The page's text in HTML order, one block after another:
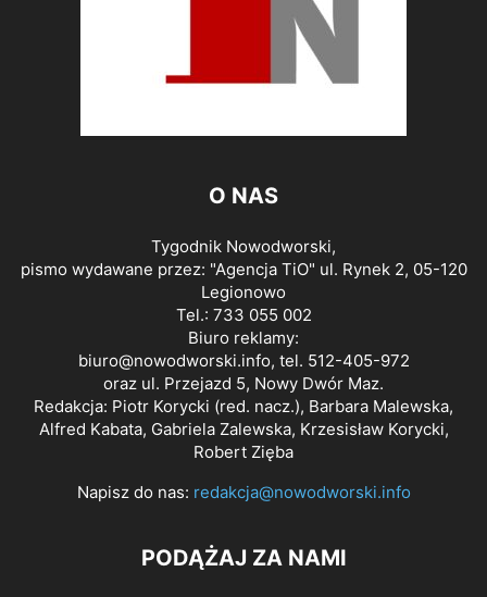
O NAS
Tygodnik Nowodworski,
pismo wydawane przez: "Agencja TiO" ul. Rynek 2, 05-120
Legionowo
Tel.: 733 055 002
Biuro reklamy:
biuro@nowodworski.info, tel. 512-405-972
oraz ul. Przejazd 5, Nowy Dwór Maz.
Redakcja: Piotr Korycki (red. nacz.), Barbara Malewska,
Alfred Kabata, Gabriela Zalewska, Krzesisław Korycki,
Robert Zięba
Napisz do nas: redakcja@nowodworski.info
PODĄŻAJ ZA NAMI